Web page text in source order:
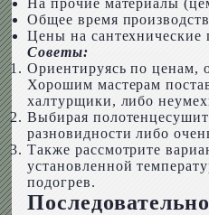
На прочие материалы
Общее время
Цены на сантехнические
Советы:
Ориентируясь по ценам,
Хорошим мастерам
халтурщики, либо
Выбирая
разновидности либо
Также рассмотрите
установленной
подогрев.